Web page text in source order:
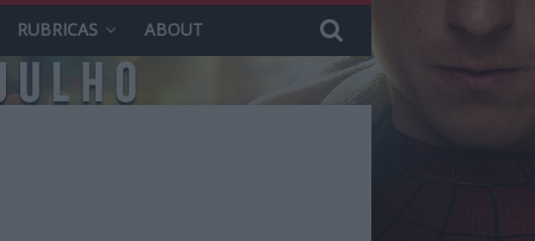
RUBRICAS ABOUT